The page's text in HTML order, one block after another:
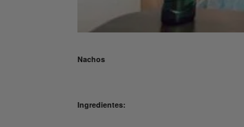
Nachos
Ingredientes: